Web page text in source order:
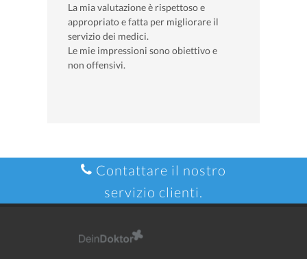
La mia valutazione è rispettoso e
appropriato e fatta per migliorare il
servizio dei medici.
Le mie impressioni sono obiettivo e
non offensivi.
Contattare il nostro
servizio clienti.